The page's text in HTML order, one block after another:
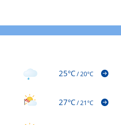
25°C/20°C
27°C/21°C